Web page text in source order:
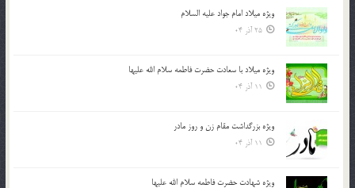
ویژه میلاد امام جواد علیه السلام
25 آذر 04
ویژه میلاد با سعادت حضرت فاطمه سلام الله علیها
11 آذر 04
ویژه بزرگداشت مقام زن و روز مادر
11 آذر 04
ویژه شهادت حضرت فاطمه سلام الله علیها